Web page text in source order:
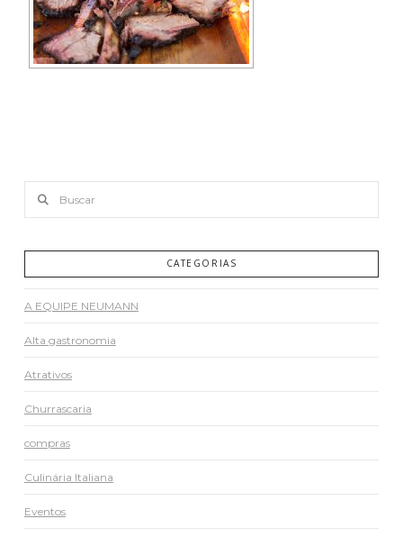
CATEGORIAS
A EQUIPE NEUMANN
Alta gastronomia
Atrativos
Churrascaria
compras
Culinária Italiana
Eventos